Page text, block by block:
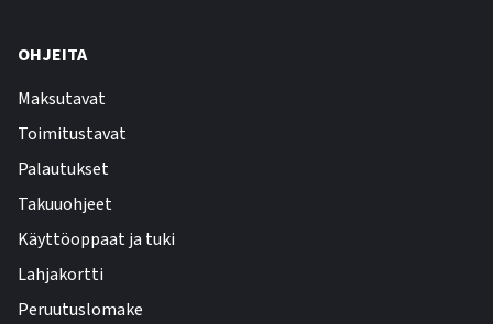
OHJEITA
Maksutavat
Toimitustavat
Palautukset
Takuuohjeet
Käyttöoppaat ja tuki
Lahjakortti
Peruutuslomake